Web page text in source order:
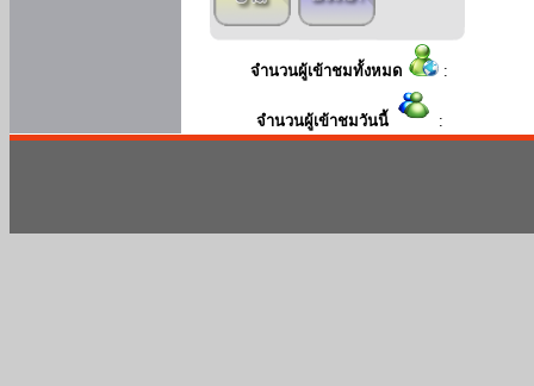
จำนวนผู้เข้าชมทั้งหมด :
จำนวนผู้เข้าชมวันนี้ :